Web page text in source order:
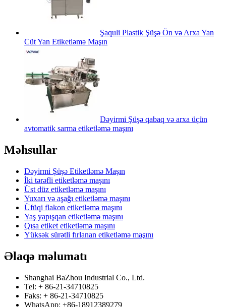
Şaquli Plastik Şüşə Ön və Arxa Yan
Cüt Yan Etiketləmə Maşın
Dəyirmi Şüşə qabaq və arxa üçün
avtomatik sarma etiketləmə maşını
Məhsullar
Dəyirmi Şüşə Etiketləmə Maşın
İki tərəfli etiketləmə maşını
Üst düz etiketləmə maşını
Yuxarı və aşağı etiketləmə maşını
Üfüqi flakon etiketləmə maşını
Yaş yapışqan etiketləmə maşını
Qısa etiket etiketləmə maşını
Yüksək sürətli fırlanan etiketləmə maşını
Əlaqə məlumatı
Shanghai BaZhou Industrial Co., Ltd.
Tel: + 86-21-34710825
Faks: + 86-21-34710825
WhatsApp: +86-18912389279